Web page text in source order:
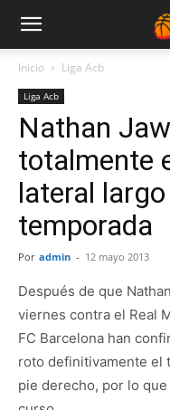
Inicio Liga Acb
Liga Acb
Nathan
totalmente
lateral
temporada
Por admin - 12 mayo 2013
Después de que
viernes contra el Real
FC Barcelona han
roto definitivamente el
pie derecho, por lo